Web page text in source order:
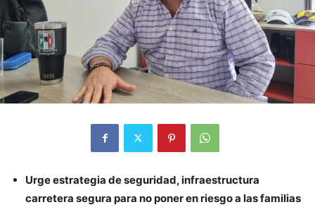
Urge estrategia de seguridad, infraestructura
carretera segura para no poner en riesgo a las familias